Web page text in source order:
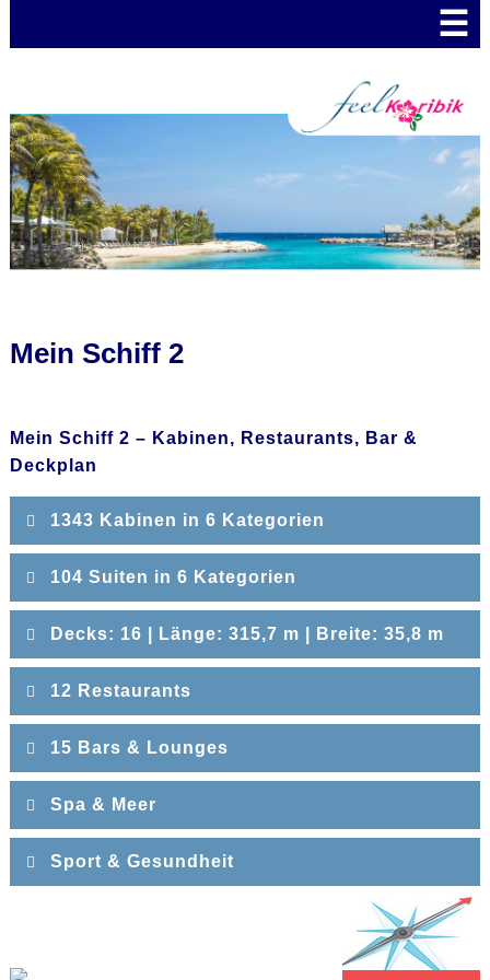
☰
Mein Schiff 2
Mein Schiff 2 – Kabinen, Restaurants, Bar &
Deckplan
1343 Kabinen in 6 Kategorien
104 Suiten in 6 Kategorien
Decks: 16 | Länge: 315,7 m | Breite: 35,8 m
Deckplan als PDF
12 Restaurants
15 Bars & Lounges
Spa & Meer
Sport & Gesundheit